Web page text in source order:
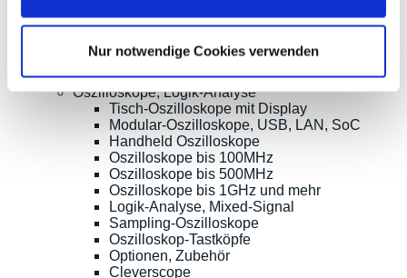
Nur notwendige Cookies verwenden
* Alle Preise netto zzgl. MwSt. |zzgl. Versandkosten| ©
Produkte
Oszilloskope, Logik-Analyse
Tisch-Oszilloskope mit Display
Modular-Oszilloskope, USB, LAN, SoC
Handheld Oszilloskope
Oszilloskope bis 100MHz
Oszilloskope bis 500MHz
Oszilloskope bis 1GHz und mehr
Logik-Analyse, Mixed-Signal
Sampling-Oszilloskope
Oszilloskop-Tastköpfe
Optionen, Zubehör
Cleverscope